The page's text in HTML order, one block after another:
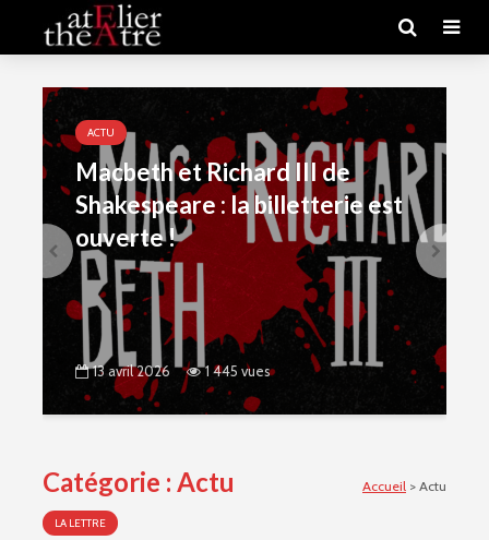
ACTU
Macbeth et Richard III de
Shakespeare : la billetterie est
ouverte !
13 avril 2026 1 445 vues
Catégorie : Actu Accueil > Actu
LA LETTRE